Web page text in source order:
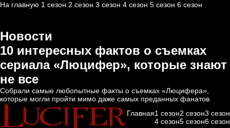
На главную 1 сезон 2 сезон 3 сезон 4 сезон 5 сезон 6 сезон
Новости
10 интересных фактов о съемках
сериала «Люцифер», которые знают
не все
Собрали самые любопытные факты о съемках «Люцифера»,
которые могли пройти мимо даже самых преданных фанатов
Главная1 сезон2 сезон3 сезон
4 сезон5 сезон6 сезон